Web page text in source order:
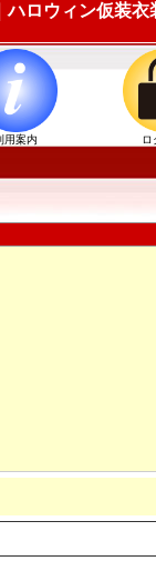
ロウィン仮装
用案内 ロ